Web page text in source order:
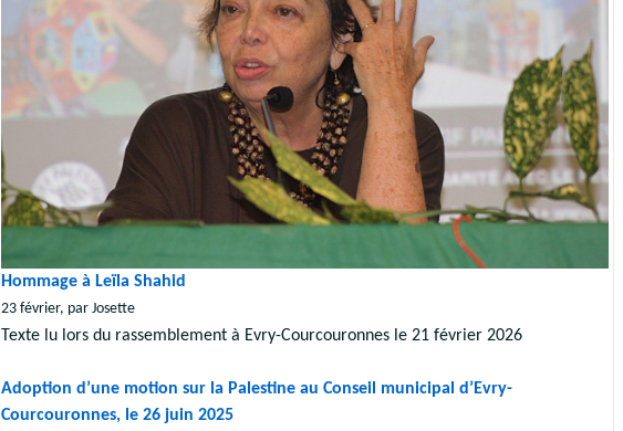
Hommage à Leïla Shahid
23 février, par Josette
Texte lu lors du rassemblement à Evry-Courcouronnes le 21 février 2026
Adoption d’une motion sur la Palestine au Conseil municipal d’Evry-
Courcouronnes, le 26 juin 2025